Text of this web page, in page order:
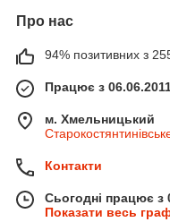
Про нас
94% позитивних з 255
Працює з
м. Хмельницький
Контакти
Сьогодні працює з
Показати весь